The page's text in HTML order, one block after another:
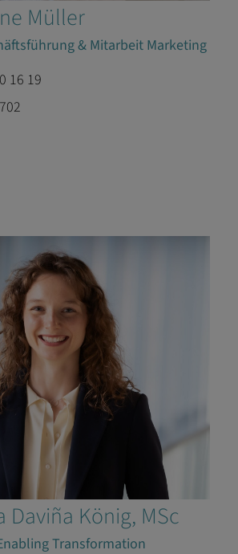
Müller
& Mitarbeit Marketing
16 19
Daviña König, MSc
Transformation